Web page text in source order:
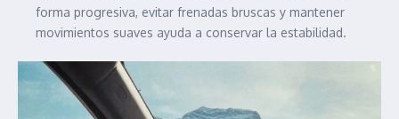
forma progresiva, evitar frenadas bruscas y mantener
movimientos suaves ayuda a conservar la estabilidad.